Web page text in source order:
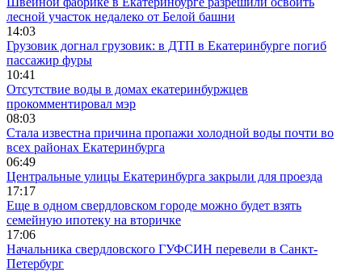
лесной участок недалеко от Белой башни
14:03
Грузовик догнал грузовик: в ДТП в Екатеринбурге погиб
пассажир фуры
10:41
Отсутствие воды в домах екатеринбуржцев
прокомментировал мэр
08:03
Стала известна причина пропажи холодной воды почти во
всех районах Екатеринбурга
06:49
Центральные улицы Екатеринбурга закрыли для проезда
17:17
Еще в одном свердловском городе можно будет взять
семейную ипотеку на вторичке
17:06
Начальника свердловского ГУФСИН перевели в Санкт-
Петербург